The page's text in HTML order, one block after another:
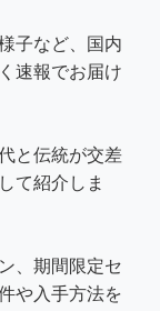
子など、国内
速報でお届け
と伝統が交差
て紹介しま
、期間限定セ
や入手方法を